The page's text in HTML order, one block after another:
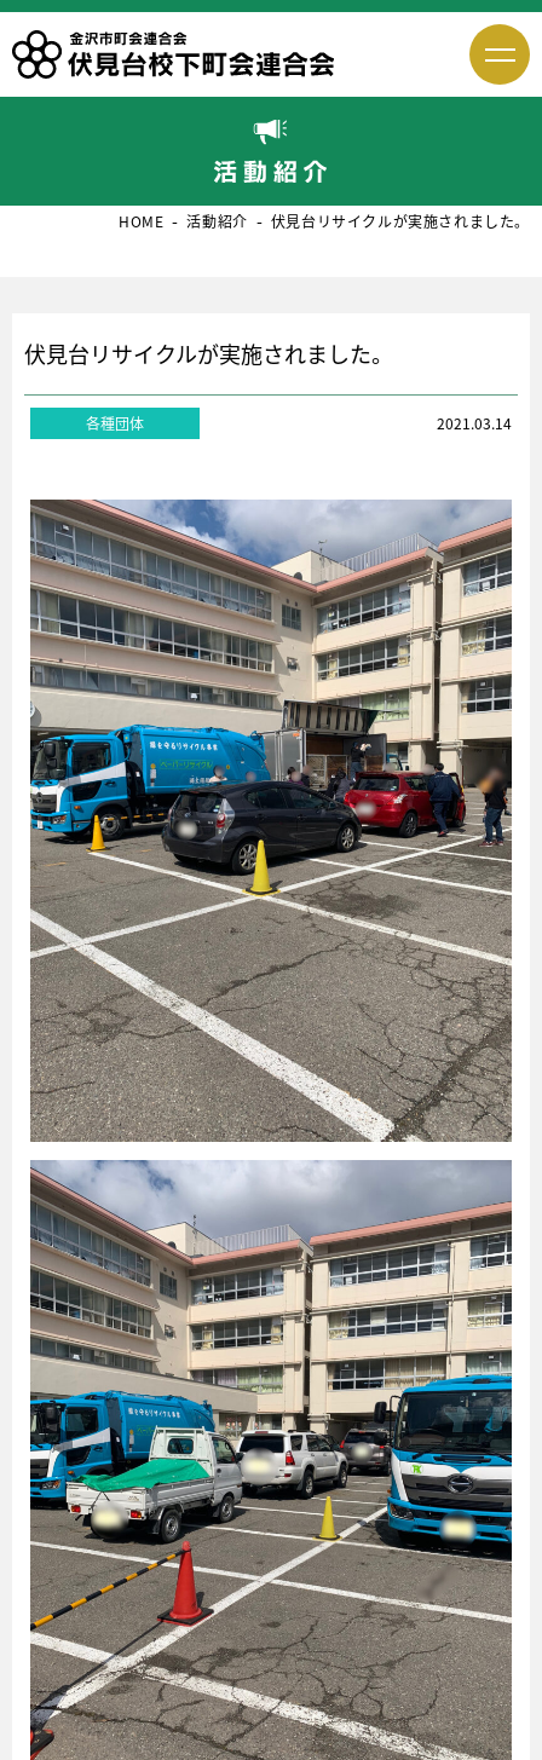
HOME 活動紹介 伏見台リサイクルが実施されました。
伏見台リサイクルが実施されました。
各種団体 2021.03.14